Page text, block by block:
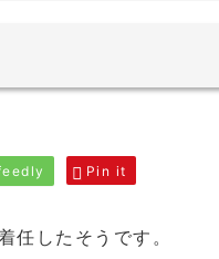
Pin it
任したそうです。